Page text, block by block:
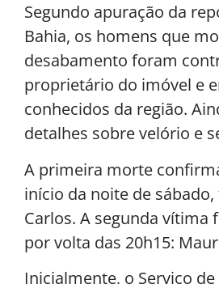
Segundo apuração da
Bahia, os homens que
desabamento foram
proprietário do imóvel e
conhecidos da região.
detalhes sobre velório e
A primeira morte
início da noite de
Carlos. A segunda vítima
por volta das 20h15:
Inicialmente, o Serviço